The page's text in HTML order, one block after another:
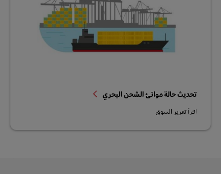
تحديث حالة موانئ الشحن البحري
اقرأ تقرير السوق